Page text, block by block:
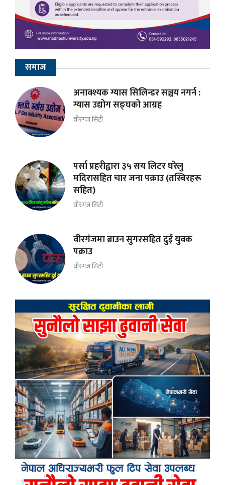
समाज
अनावश्यक ग्यास सिलिन्डर सञ्चय नगर्न :
ग्यास उद्योग सङ्घको आग्रह
वीरगंज सिटी
पर्सा प्रहरीद्वारा ३५ सय लिटर घरेलु
मदिरासहित चार जना पक्राउ (तस्बिरहरू
सहित)
वीरगंज सिटी
वीरगंजमा ब्राउन सुगरसहित दुई युवक
पक्राउ
वीरगंज सिटी